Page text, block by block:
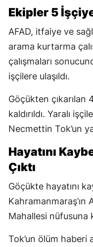
Ekipler 5
AFAD, itfaiye ve
arama kurtarma
çalışmaları
işçilere ulaşıldı.
Göçükten çıkarılan
kaldırıldı. Yaralı
Necmettin Tok’un
Hayatını
Çıktı
Göçükte hayatını
Kahramanmaraş’ın
Mahallesi nüfusuna
Tok’un ölüm haberi